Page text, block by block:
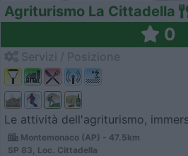
Agriturismo La Cittadella
0
Le attività dell'agriturismo,
Montemonaco (AP) - 47.5km
SP 83, Loc. Cittadella